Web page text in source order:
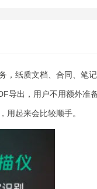
，纸质文档、合同、笔
导出，用户不用额外准
用起来会比较顺手。